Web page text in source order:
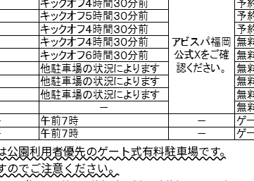
園利用者優先のゲート式有料駐車場です。
でご注意ください。